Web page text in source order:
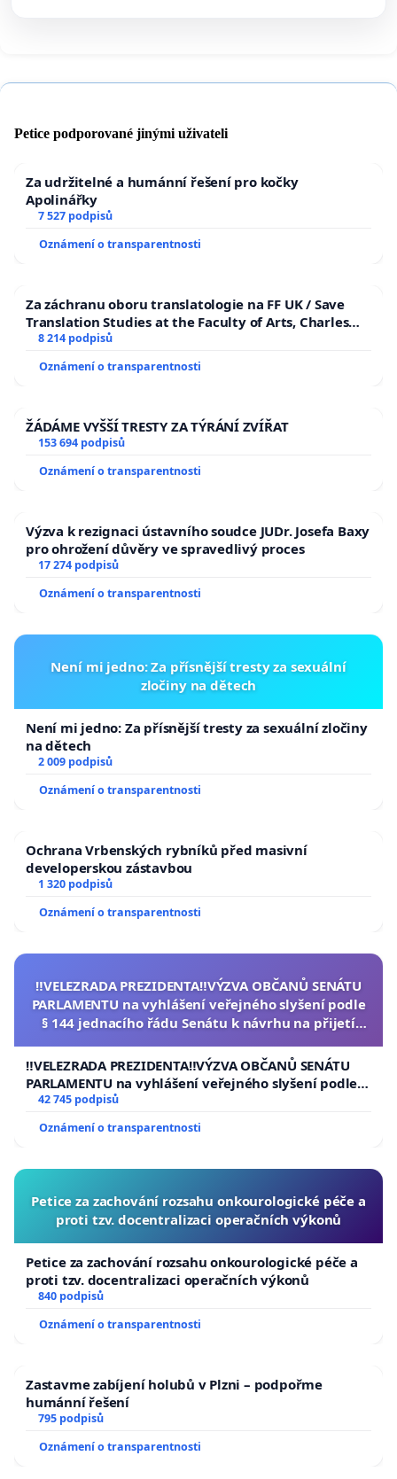
Petice podporované jinými uživateli
Za udržitelné a humánní řešení pro kočky
Apolinářky
7 527 podpisů
Oznámení o transparentnosti
Za záchranu oboru translatologie na FF UK / Save
Translation Studies at the Faculty of Arts, Charles
University
8 214 podpisů
Oznámení o transparentnosti
ŽÁDÁME VYŠŠÍ TRESTY ZA TÝRÁNÍ ZVÍŘAT
153 694 podpisů
Oznámení o transparentnosti
Výzva k rezignaci ústavního soudce JUDr. Josefa Baxy
pro ohrožení důvěry ve spravedlivý proces
17 274 podpisů
Oznámení o transparentnosti
Není mi jedno: Za přísnější tresty za sexuální
zločiny na dětech
Není mi jedno: Za přísnější tresty za sexuální zločiny
na dětech
2 009 podpisů
Oznámení o transparentnosti
Ochrana Vrbenských rybníků před masivní
developerskou zástavbou
1 320 podpisů
Oznámení o transparentnosti
‼️VELEZRADA PREZIDENTA‼️VÝZVA OBČANŮ SENÁTU
PARLAMENTU na vyhlášení veřejného slyšení podle
§ 144 jednacího řádu Senátu k návrhu na přijetí
republiky
‼️VELEZRADA PREZIDENTA‼️VÝZVA OBČANŮ SENÁTU
PARLAMENTU na vyhlášení veřejného slyšení podle §
144 jednacího řádu Senátu k návrhu na přijetí
usnesení k podání ústavní žaloby na prezidenta
republiky
42 745 podpisů
Oznámení o transparentnosti
Petice za zachování rozsahu onkourologické péče a
proti tzv. docentralizaci operačních výkonů
Petice za zachování rozsahu onkourologické péče a
proti tzv. docentralizaci operačních výkonů
840 podpisů
Oznámení o transparentnosti
Zastavme zabíjení holubů v Plzni – podpořme
humánní řešení
795 podpisů
Oznámení o transparentnosti